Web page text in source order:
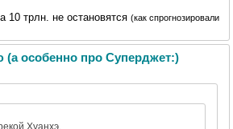
трлн. не остановятся (как спрогнозировали
(а особенно про Суперджет:)
Хуанхэ,